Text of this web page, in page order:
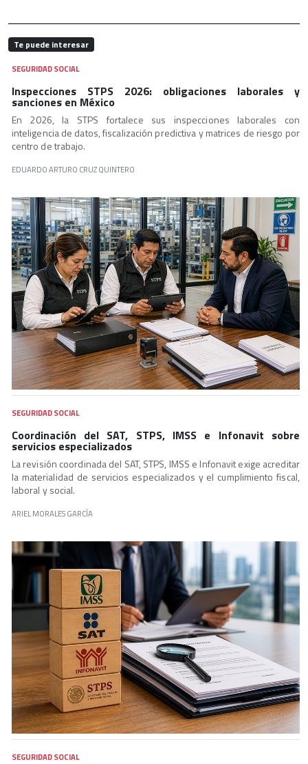
Te puede interesar
SEGURIDAD SOCIAL
Inspecciones STPS 2026: obligaciones laborales y
sanciones en México
En 2026, la STPS fortalece sus inspecciones laborales con
inteligencia de datos, fiscalización predictiva y matrices de riesgo por
centro de trabajo.
EDUARDO ARTURO CRUZ QUINTERO
SEGURIDAD SOCIAL
Coordinación del SAT, STPS, IMSS e Infonavit sobre
servicios especializados
La revisión coordinada del SAT, STPS, IMSS e Infonavit exige acreditar
la materialidad de servicios especializados y el cumplimiento fiscal,
laboral y social.
ARIEL MORALES GARCÍA
SEGURIDAD SOCIAL